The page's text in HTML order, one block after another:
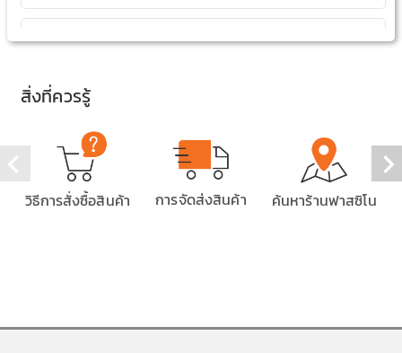
033-046-104
สาขา พัทยานาเกลือ
บริษัท โปรฟาสซิโน จำกัด สาขา พัทยานาเกลือ 36,36/1 ม.4 ต.นาเกลือ
อ.บางละมุง จ.ชลบุรี 20150
033-048-170
สิ่งที่ควรรู้
วิธีการสั่งซื้อสินค้า การจัดส่งสินค้า ค้นหาร้านฟาสซิโน